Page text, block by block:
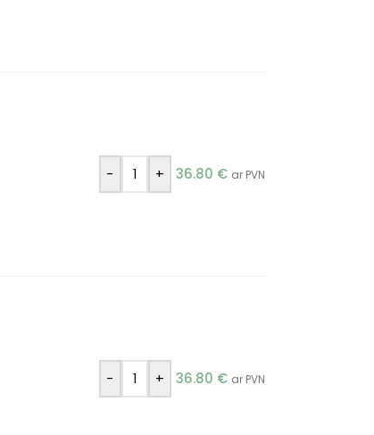
- + 36.80 € ar PVN
- + 36.80 € ar PVN